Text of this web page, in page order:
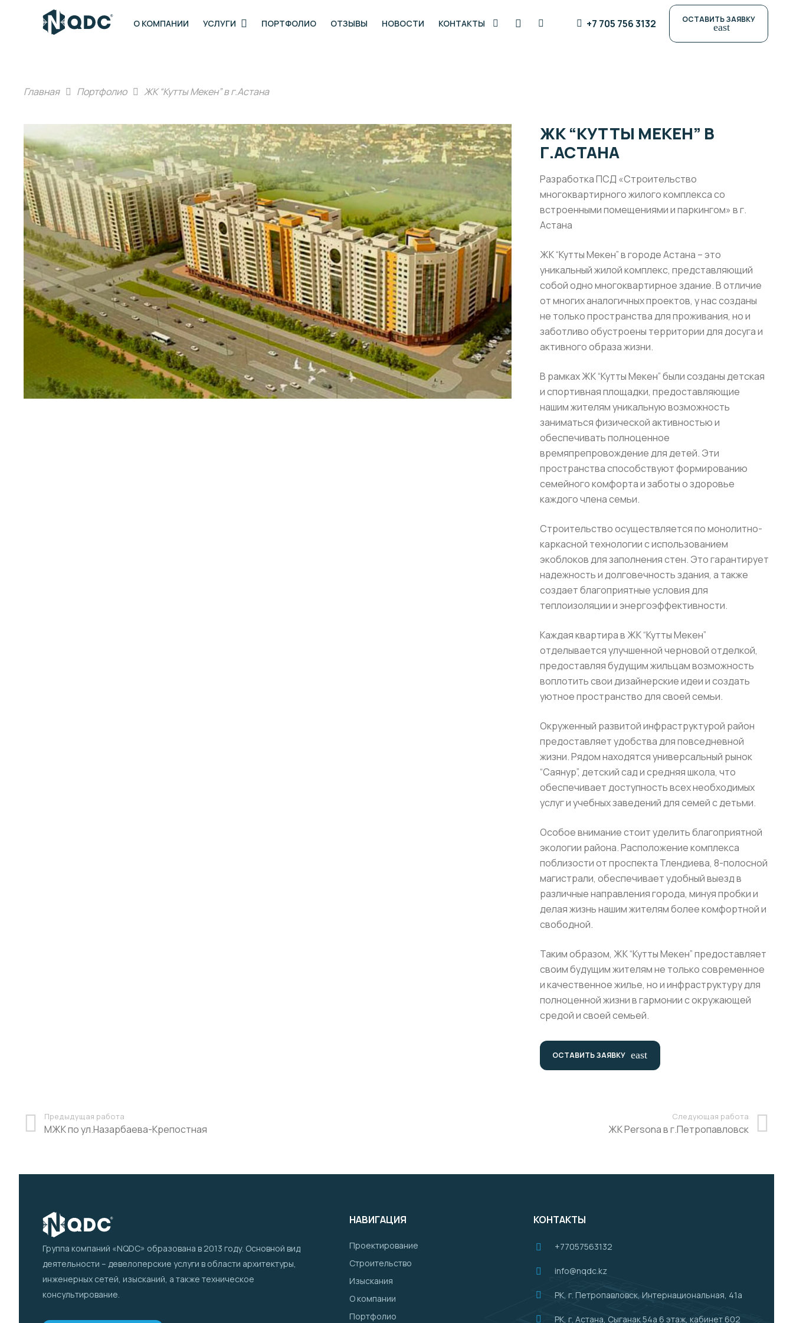
О КОМПАНИИ УСЛУГИ ПОРТФОЛИО ОТЗЫВЫ НОВОСТИ КОНТАКТЫ +7 705 756 3132 ОСТАВИТЬ ЗАЯВКУ
east
Главная Портфолио ЖК “Кутты Мекен” в г.Астана
ЖК “КУТТЫ МЕКЕН” В
Г.АСТАНА
Разработка ПСД «Строительство
многоквартирного жилого комплекса со
встроенными помещениями и паркингом» в г.
Астана
ЖК “Кутты Мекен” в городе Астана – это
уникальный жилой комплекс, представляющий
собой одно многоквартирное здание. В отличие
от многих аналогичных проектов, у нас созданы
не только пространства для проживания, но и
заботливо обустроены территории для досуга и
активного образа жизни.
В рамках ЖК “Кутты Мекен” были созданы детская
и спортивная площадки, предоставляющие
нашим жителям уникальную возможность
заниматься физической активностью и
обеспечивать полноценное
времяпрепровождение для детей. Эти
пространства способствуют формированию
семейного комфорта и заботы о здоровье
каждого члена семьи.
Строительство осуществляется по монолитно-
каркасной технологии с использованием
экоблоков для заполнения стен. Это гарантирует
надежность и долговечность здания, а также
создает благоприятные условия для
теплоизоляции и энергоэффективности.
Каждая квартира в ЖК “Кутты Мекен”
отделывается улучшенной черновой отделкой,
предоставляя будущим жильцам возможность
воплотить свои дизайнерские идеи и создать
уютное пространство для своей семьи.
Окруженный развитой инфраструктурой район
предоставляет удобства для повседневной
жизни. Рядом находятся универсальный рынок
“Саянур”, детский сад и средняя школа, что
обеспечивает доступность всех необходимых
услуг и учебных заведений для семей с детьми.
Особое внимание стоит уделить благоприятной
экологии района. Расположение комплекса
поблизости от проспекта Тлендиева, 8-полосной
магистрали, обеспечивает удобный выезд в
различные направления города, минуя пробки и
делая жизнь нашим жителям более комфортной и
свободной.
Таким образом, ЖК “Кутты Мекен” предоставляет
своим будущим жителям не только современное
и качественное жилье, но и инфраструктуру для
полноценной жизни в гармонии с окружающей
средой и своей семьей.
ОСТАВИТЬ ЗАЯВКУ east
Предыдущая работа
МЖК по ул.Назарбаева-Крепостная
Следующая работа
ЖК Persona в г.Петропавловск
Группа компаний «NQDC» образована в 2013 году. Основной вид
деятельности – девелоперские услуги в области архитектуры,
инженерных сетей, изысканий, а также техническое
консультирование.
НАВИГАЦИЯ
Проектирование
Строительство
Изыскания
О компании
Портфолио
КОНТАКТЫ
+77057563132
info@nqdc.kz
РК, г. Петропавловск, Интернациональная, 41а
РК, г. Астана, Сыганак 54а 6 этаж, кабинет 602